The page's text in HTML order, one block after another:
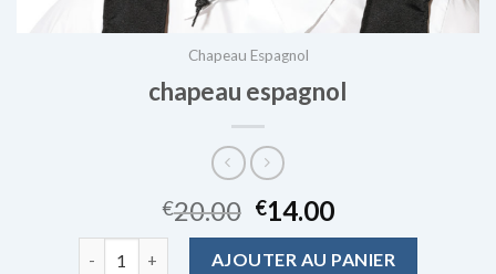
Chapeau Espagnol
chapeau espagnol
€20.00 €14.00
AJOUTER AU PANIER